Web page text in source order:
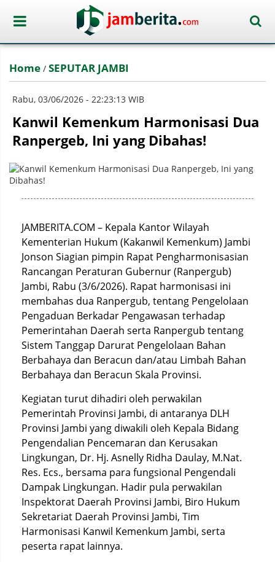
Home / SEPUTAR JAMBI
Rabu, 03/06/2026 - 22:23:13 WIB
Kanwil Kemenkum Harmonisasi Dua
Ranpergeb, Ini yang Dibahas!
JAMBERITA.COM – Kepala Kantor Wilayah
Kementerian Hukum (Kakanwil Kemenkum) Jambi
Jonson Siagian pimpin Rapat Pengharmonisasian
Rancangan Peraturan Gubernur (Ranpergub)
Jambi, Rabu (3/6/2026). Rapat harmonisasi ini
membahas dua Ranpergub, tentang Pengelolaan
Pengaduan Berkadar Pengawasan terhadap
Pemerintahan Daerah serta Ranpergub tentang
Sistem Tanggap Darurat Pengelolaan Bahan
Berbahaya dan Beracun dan/atau Limbah Bahan
Berbahaya dan Beracun Skala Provinsi.
Kegiatan turut dihadiri oleh perwakilan
Pemerintah Provinsi Jambi, di antaranya DLH
Provinsi Jambi yang diwakili oleh Kepala Bidang
Pengendalian Pencemaran dan Kerusakan
Lingkungan, Dr. Hj. Asnelly Ridha Daulay, M.Nat.
Res. Ecs., bersama para fungsional Pengendali
Dampak Lingkungan. Hadir pula perwakilan
Inspektorat Daerah Provinsi Jambi, Biro Hukum
Sekretariat Daerah Provinsi Jambi, Tim
Harmonisasi Kanwil Kemenkum Jambi, serta
peserta rapat lainnya.